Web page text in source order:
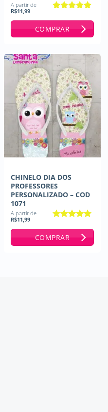
A partir de
R$11,99
COMPRAR
CHINELO DIA DOS
PROFESSORES
PERSONALIZADO – COD
1071
A partir de
R$11,99
COMPRAR